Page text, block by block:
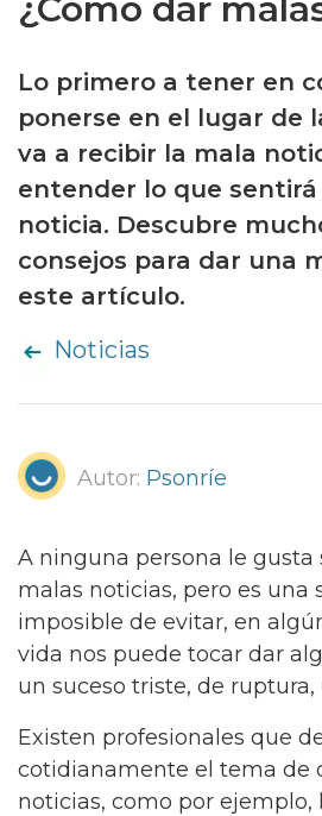
Lo primero a tener en
ponerse en el lugar de
va a recibir la mala
entender lo que sentirá
noticia. Descubre
consejos para dar una
este artículo.
Noticias
Autor: Psonríe
A ninguna persona le gusta
malas noticias, pero es una
imposible de evitar, en
vida nos puede tocar dar
un suceso triste, de ruptura,
Existen profesionales que
cotidianamente el tema de
noticias, como por ejemplo,